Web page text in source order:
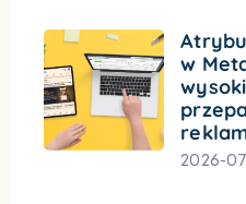
w
2026-